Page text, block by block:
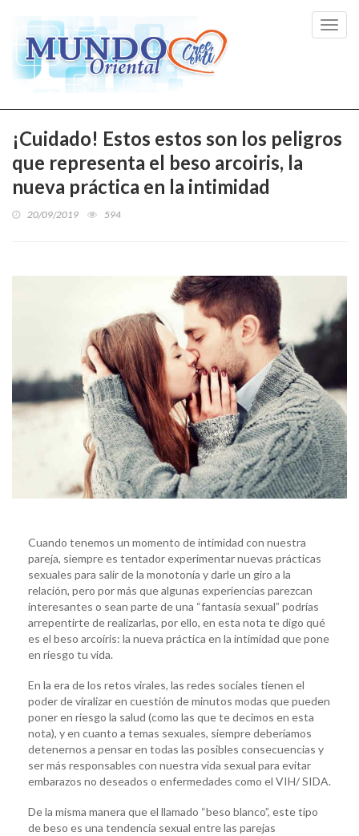
¡Cuidado! Estos estos son los peligros
que representa el beso arcoiris, la
nueva práctica en la intimidad
20/09/2019 594
Cuando tenemos un momento de intimidad con nuestra
pareja, siempre es tentador experimentar nuevas prácticas
sexuales para salir de la monotonía y darle un giro a la
relación, pero por más que algunas experiencias parezcan
interesantes o sean parte de una “fantasía sexual” podrías
arrepentirte de realizarlas, por ello, en esta nota te digo qué
es el beso arcoíris: la nueva práctica en la intimidad que pone
en riesgo tu vida.
En la era de los retos virales, las redes sociales tienen el
poder de viralizar en cuestión de minutos modas que pueden
poner en riesgo la salud (como las que te decimos en esta
nota), y en cuanto a temas sexuales, siempre deberíamos
detenernos a pensar en todas las posibles consecuencias y
ser más responsables con nuestra vida sexual para evitar
embarazos no deseados o enfermedades como el VIH/ SIDA.
De la misma manera que el llamado “beso blanco”, este tipo
de beso es una tendencia sexual entre las parejas